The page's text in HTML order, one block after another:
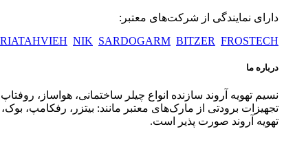
دارای نمایندگی از شرکت‌های معتبر:
NIK SARDOGARM BITZER FROSTECH
درباره ما
نسیم تهویه آروند سازنده انواع چیلر ساختمانی، هواساز،
تجهیزات برودتی از مارک‌های معتبر مانند: بیتزر،
تهویه آروند صورت پذیر است.